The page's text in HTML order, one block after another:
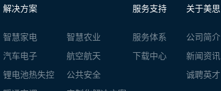
解决方案
智慧家电
汽车电子
锂电池热失控
智慧农业
航空航天
公共安全
服务支持
服务体系
下载中心
关于美思
公司简介
新闻资讯
诚聘英才